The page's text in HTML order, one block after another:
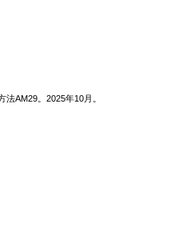
AM29。2025年10月。